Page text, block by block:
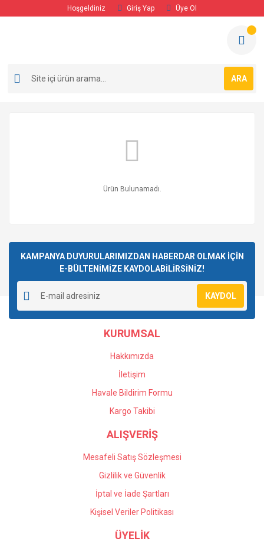
Hoşgeldiniz Giriş Yap Üye Ol
ARA
Ürün Bulunamadı.
KAMPANYA DUYURULARIMIZDAN HABERDAR OLMAK İÇİN
E-BÜLTENİMİZE KAYDOLABİLİRSİNİZ!
KAYDOL
KURUMSAL
Hakkımızda
İletişim
Havale Bildirim Formu
Kargo Takibi
ALIŞVERİŞ
Mesafeli Satış Sözleşmesi
Gizlilik ve Güvenlik
İptal ve İade Şartları
Kişisel Veriler Politikası
ÜYELİK